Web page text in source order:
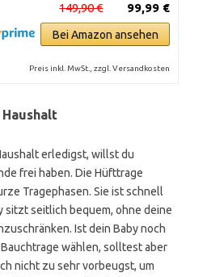
99,99 €
149,90 €
Bei Amazon ansehen
Preis inkl. MwSt., zzgl. Versandkosten
erledigst, willst du
frei haben. Die Hüfttrage
Tragephasen. Sie ist schnell
sitzt seitlich bequem, ohne deine
Ist dein Baby noch
wählen, solltest aber
nicht zu sehr vorbeugst, um